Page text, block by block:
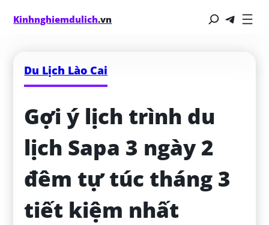
Kinhnghiemdulich.vn
Du Lịch Lào Cai
Gợi ý lịch trình du
lịch Sapa 3 ngày 2
đêm tự túc tháng 3
tiết kiệm nhất